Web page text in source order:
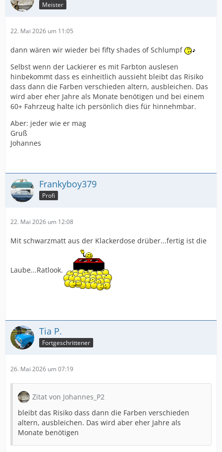
Meister
22. Mai 2026 um 11:05
dann wären wir wieder bei fifty shades of Schlumpf
Selbst wenn der Lackierer es mit Farbton auslesen
hinbekommt dass es einheitlich aussieht bleibt das Risiko
dass dann die Farben verschieden altern, ausbleichen. Das
wird aber eher Jahre als Monate benötigen und bei einem
60+ Fahrzeug halte ich persönlich dies für hinnehmbar.
Aber: jeder wie er mag
Gruß
Johannes
Frankyboy379
Profi
22. Mai 2026 um 12:08
Mit schwarzmatt aus der Klackerdose drüber...fertig ist die
Laube...Ratlook.
Tia P.
Fortgeschrittener
26. Mai 2026 um 07:19
Zitat von Johannes_P2
bleibt das Risiko dass dann die Farben verschieden
altern, ausbleichen. Das wird aber eher Jahre als
Monate benötigen